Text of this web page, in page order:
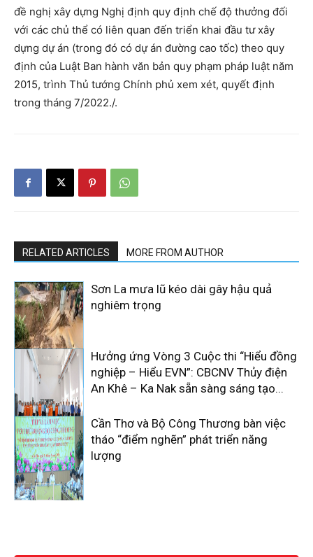
đề nghị xây dựng Nghị định quy định chế độ thưởng đối
với các chủ thể có liên quan đến triển khai đầu tư xây
dựng dự án (trong đó có dự án đường cao tốc) theo quy
định của Luật Ban hành văn bản quy phạm pháp luật năm
2015, trình Thủ tướng Chính phủ xem xét, quyết định
trong tháng 7/2022./.
RELATED ARTICLES MORE FROM AUTHOR
Sơn La mưa lũ kéo dài gây hậu quả
nghiêm trọng
Hưởng ứng Vòng 3 Cuộc thi “Hiểu đồng
nghiệp – Hiểu EVN”: CBCNV Thủy điện
An Khê – Ka Nak sẵn sàng sáng tạo...
Cần Thơ và Bộ Công Thương bàn việc
tháo “điểm nghẽn” phát triển năng
lượng